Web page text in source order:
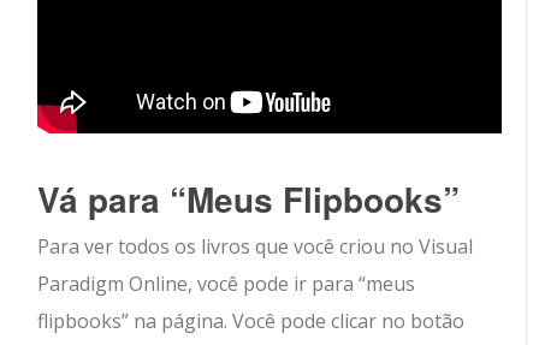
Vá para “Meus Flipbooks”
Para ver todos os livros que você criou no Visual
Paradigm Online, você pode ir para “meus
flipbooks” na página. Você pode clicar no botão